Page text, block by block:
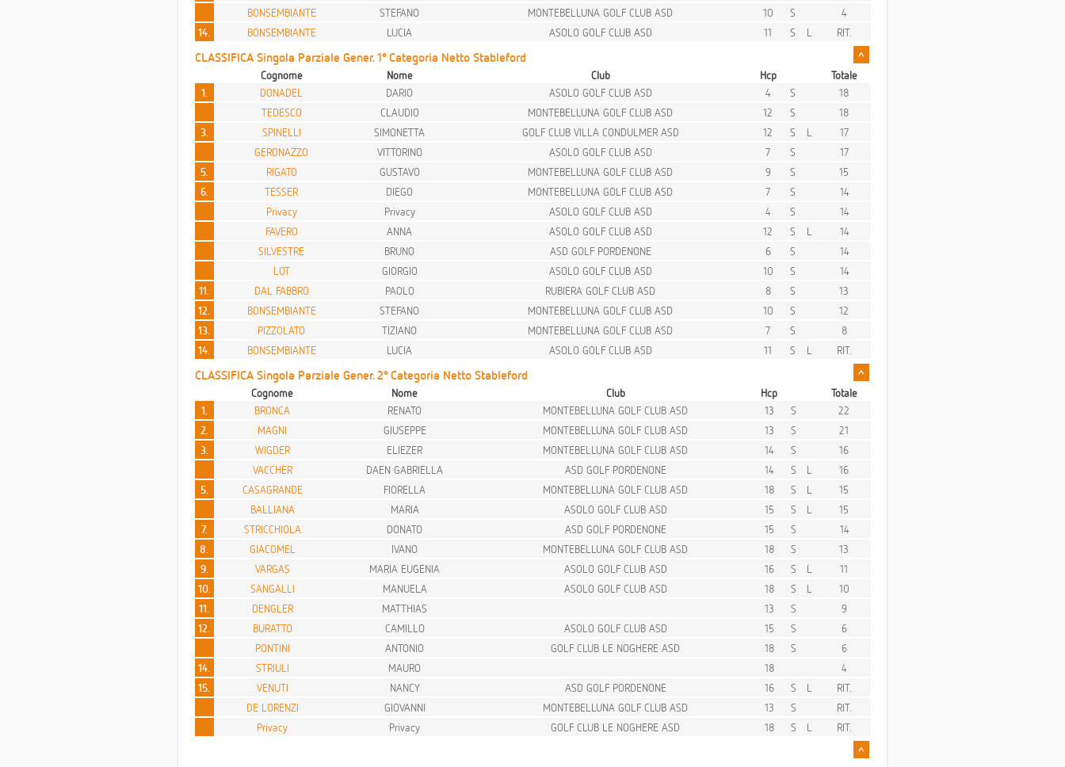
BONSEMBIANTE
STEFANO MONTEBELLUNA GOLF CLUB ASD 10 S
4
14.
BONSEMBIANTE LUCIA ASOLO GOLF CLUB ASD 11 S L
RIT.
^
CLASSIFICA Singola Parziale Gener. 1° Categoria Netto Stableford
Cognome Nome Club Hcp
Totale
1.
DONADEL DARIO ASOLO GOLF CLUB ASD 4 S
18
TEDESCO
CLAUDIO MONTEBELLUNA GOLF CLUB ASD 12 S
18
3.
SPINELLI SIMONETTA GOLF CLUB VILLA CONDULMER ASD 12 S L
17
GERONAZZO
VITTORINO ASOLO GOLF CLUB ASD 7 S
17
5.
RIGATO GUSTAVO MONTEBELLUNA GOLF CLUB ASD 9 S
15
6.
TESSER DIEGO MONTEBELLUNA GOLF CLUB ASD 7 S
14
Privacy
Privacy ASOLO GOLF CLUB ASD 4 S
14
FAVERO
ANNA ASOLO GOLF CLUB ASD 12 S L
14
SILVESTRE
BRUNO ASD GOLF PORDENONE 6 S
14
LOT
GIORGIO ASOLO GOLF CLUB ASD 10 S
14
11.
DAL FABBRO PAOLO RUBIERA GOLF CLUB ASD 8 S
13
12.
BONSEMBIANTE STEFANO MONTEBELLUNA GOLF CLUB ASD 10 S
12
13.
PIZZOLATO TIZIANO MONTEBELLUNA GOLF CLUB ASD 7 S
8
14.
BONSEMBIANTE LUCIA ASOLO GOLF CLUB ASD 11 S L
RIT.
^
CLASSIFICA Singola Parziale Gener. 2° Categoria Netto Stableford
Cognome Nome Club Hcp
Totale
1.
BRONCA RENATO MONTEBELLUNA GOLF CLUB ASD 13 S
22
2.
MAGNI GIUSEPPE MONTEBELLUNA GOLF CLUB ASD 13 S
21
3.
WIGDER ELIEZER MONTEBELLUNA GOLF CLUB ASD 14 S
16
VACCHER
DAEN GABRIELLA ASD GOLF PORDENONE 14 S L
16
5.
CASAGRANDE FIORELLA MONTEBELLUNA GOLF CLUB ASD 18 S L
15
BALLIANA
MARIA ASOLO GOLF CLUB ASD 15 S L
15
7.
STRICCHIOLA DONATO ASD GOLF PORDENONE 15 S
14
8.
GIACOMEL IVANO MONTEBELLUNA GOLF CLUB ASD 18 S
13
9.
VARGAS MARIA EUGENIA ASOLO GOLF CLUB ASD 16 S L
11
10.
SANGALLI MANUELA ASOLO GOLF CLUB ASD 18 S L
10
11.
DENGLER MATTHIAS 13 S
9
12.
BURATTO CAMILLO ASOLO GOLF CLUB ASD 15 S
6
PONTINI
ANTONIO GOLF CLUB LE NOGHERE ASD 18 S
6
14.
STRIULI MAURO 18
4
15.
VENUTI NANCY ASD GOLF PORDENONE 16 S L
RIT.
DE LORENZI
GIOVANNI MONTEBELLUNA GOLF CLUB ASD 13 S
RIT.
Privacy
Privacy GOLF CLUB LE NOGHERE ASD 18 S L
RIT.
^